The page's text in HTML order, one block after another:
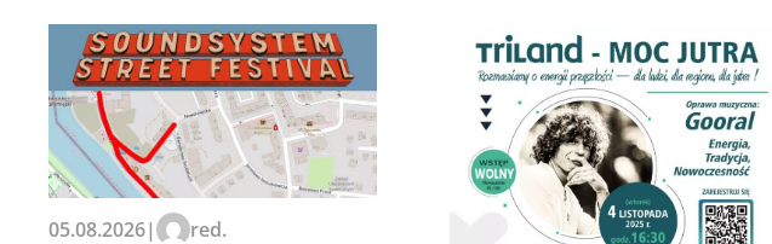
Zapamiętaj moje dane w tej przeglądarce podczas pisania
05.08.2026| red.